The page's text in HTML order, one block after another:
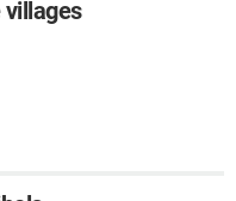
villages